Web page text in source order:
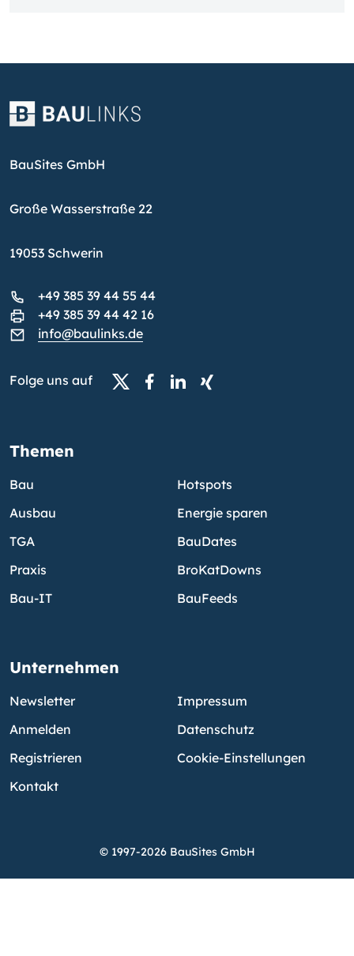
BauSites GmbH
Große Wasserstraße 22
19053 Schwerin
+49 385 39 44 55 44
+49 385 39 44 42 16
info@baulinks.de
Folge uns auf
Themen
Bau
Ausbau
TGA
Praxis
Bau-IT
Hotspots
Energie sparen
BauDates
BroKatDowns
BauFeeds
Unternehmen
Newsletter
Anmelden
Registrieren
Kontakt
Impressum
Datenschutz
Cookie-Einstellungen
© 1997-2026 BauSites GmbH